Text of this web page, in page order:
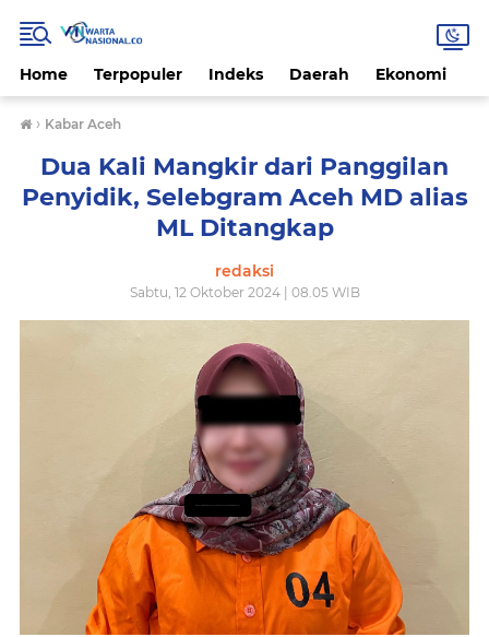
Home Terpopuler Indeks Daerah Ekonomi
› Kabar Aceh
Dua Kali Mangkir dari Panggilan
Penyidik, Selebgram Aceh MD alias
ML Ditangkap
redaksi
Sabtu, 12 Oktober 2024 | 08.05 WIB